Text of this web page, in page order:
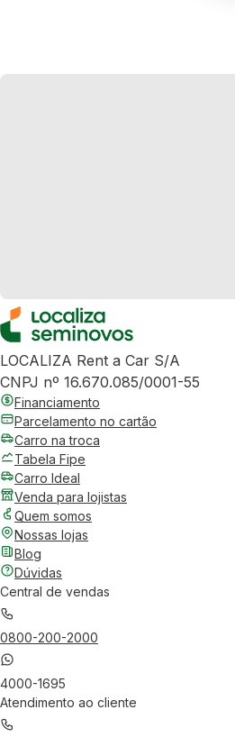
LOCALIZA Rent a Car S/A
CNPJ nº 16.670.085/0001-55
Financiamento
Parcelamento no cartão
Carro na troca
Tabela Fipe
Carro Ideal
Venda para lojistas
Quem somos
Nossas lojas
Blog
Dúvidas
Central de vendas
0800-200-2000
4000-1695
Atendimento ao cliente